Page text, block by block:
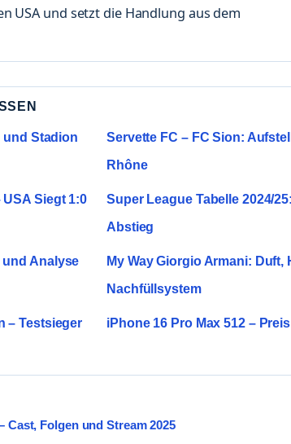
USA und setzt die Handlung aus dem
und Stadion
Servette FC – FC Sion:
Rhône
Siegt 1:0
Super League Tabelle 2024/
Abstieg
und Analyse
My Way Giorgio Armani: Duft,
Nachfüllsystem
– Testsieger
iPhone 16 Pro Max 512 –
Cast, Folgen und Stream 2025